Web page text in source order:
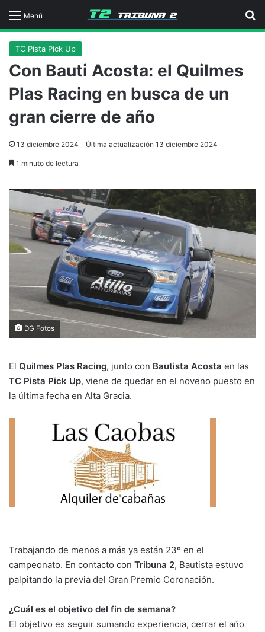
Menú
TC Pista Pick Up
Con Bauti Acosta: el Quilmes
Plas Racing en busca de un
gran cierre de año
13 diciembre 2024 Última actualización 13 diciembre 2024
1 minuto de lectura
DG Fotos
El Quilmes Plas Racing, junto con Bautista Acosta en las
TC Pista Pick Up, viene de quedar en el noveno puesto en
la última fecha en Alta Gracia.
Trabajando de menos a más ya están 23º en el
campeonato. En contacto con Tribuna 2, Bautista estuvo
palpitando la previa del Gran Premio Coronación.
¿Cuál es el objetivo del fin de semana?
El objetivo es seguir sumando experiencia, cerrar el año